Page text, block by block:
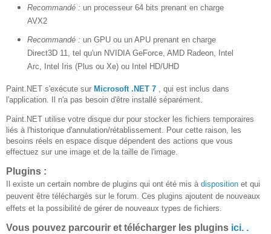
Recommandé : un processeur 64 bits prenant en charge
AVX2
Recommandé : un GPU ou un APU prenant en charge
Direct3D 11, tel qu'un NVIDIA GeForce, AMD Radeon, Intel
Arc, Intel Iris (Plus ou Xe) ou Intel HD/UHD
Paint.NET s'exécute sur Microsoft .NET 7 , qui est inclus dans
l'application. Il n'a pas besoin d'être installé séparément.
Paint.NET utilise votre disque dur pour stocker les fichiers temporaires
liés à l'historique d'annulation/rétablissement. Pour cette raison, les
besoins réels en espace disque dépendent des actions que vous
effectuez sur une image et de la taille de l'image.
Plugins :
Il existe un certain nombre de plugins qui ont été mis à disposition et qui
peuvent être téléchargés sur le forum. Ces plugins ajoutent de nouveaux
effets et la possibilité de gérer de nouveaux types de fichiers.
Vous pouvez parcourir et télécharger les plugins ici. .